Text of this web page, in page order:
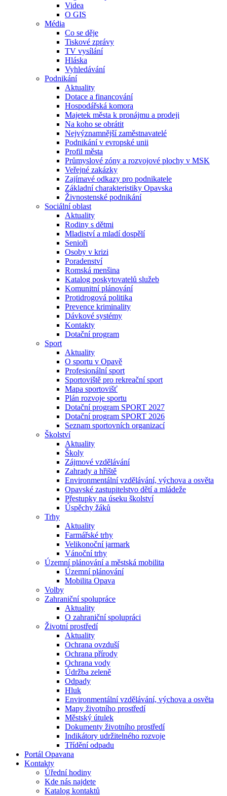
Videa
O GIS
Média
Co se děje
Tiskové zprávy
TV vysílání
Hláska
Vyhledávání
Podnikání
Aktuality
Dotace a financování
Hospodářská komora
Majetek města k pronájmu a prodeji
Na koho se obrátit
Nejvýznamnější zaměstnavatelé
Podnikání v evropské unii
Profil města
Průmyslové zóny a rozvojové plochy v MSK
Veřejné zakázky
Zajímavé odkazy pro podnikatele
Základní charakteristiky Opavska
Živnostenské podnikání
Sociální oblast
Aktuality
Rodiny s dětmi
Mladiství a mladí dospělí
Senioři
Osoby v krizi
Poradenství
Romská menšina
Katalog poskytovatelů služeb
Komunitní plánování
Protidrogová politika
Prevence kriminality
Dávkové systémy
Kontakty
Dotační program
Sport
Aktuality
O sportu v Opavě
Profesionální sport
Sportoviště pro rekreační sport
Mapa sportovišť
Plán rozvoje sportu
Dotační program SPORT 2027
Dotační program SPORT 2026
Seznam sportovních organizací
Školství
Aktuality
Školy
Zájmové vzdělávání
Zahrady a hřiště
Environmentální vzdělávání, výchova a osvěta
Opavské zastupitelstvo dětí a mládeže
Přestupky na úseku školství
Úspěchy žáků
Trhy
Aktuality
Farmářské trhy
Velikonoční jarmark
Vánoční trhy
Územní plánování a městská mobilita
Územní plánování
Mobilita Opava
Volby
Zahraniční spolupráce
Aktuality
O zahraniční spolupráci
Životní prostředí
Aktuality
Ochrana ovzduší
Ochrana přírody
Ochrana vody
Údržba zeleně
Odpady
Hluk
Environmentální vzdělávání, výchova a osvěta
Mapy životního prostředí
Městský útulek
Dokumenty životního prostředí
Indikátory udržitelného rozvoje
Třídění odpadu
Portál Opavana
Kontakty
Úřední hodiny
Kde nás najdete
Katalog kontaktů